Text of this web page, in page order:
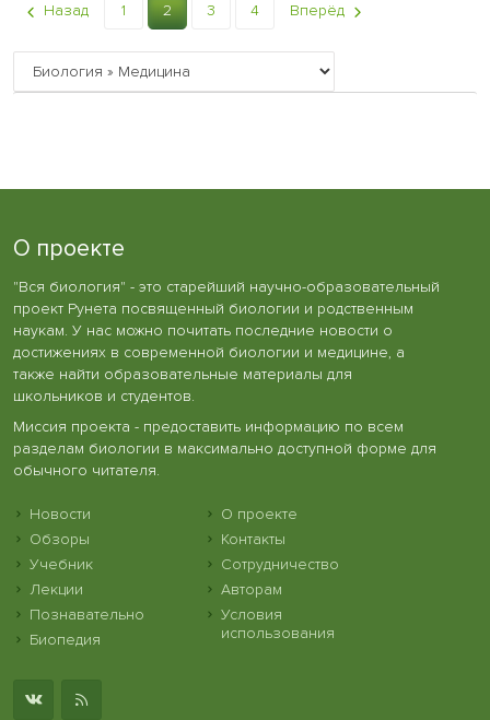
Назад 1 2 3 4 Вперёд
О проекте
"Вся биология" - это старейший научно-образовательный
проект Рунета посвященный биологии и родственным
наукам. У нас можно почитать последние новости о
достижениях в современной биологии и медицине, а
также найти образовательные материалы для
школьников и студентов.
Миссия проекта - предоставить информацию по всем
разделам биологии в максимально доступной форме для
обычного читателя.
Новости
Обзоры
Учебник
Лекции
Познавательно
Биопедия
О проекте
Контакты
Сотрудничество
Авторам
Условия
использования